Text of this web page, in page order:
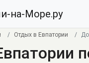
на-Море.ру
Отдых в Евпатории